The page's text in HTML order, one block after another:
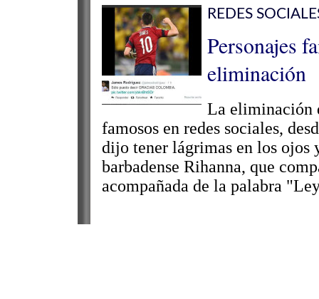
REDES
Personajes
eliminación
La eliminación
famosos en redes sociales,
dijo tener lágrimas en los ojos
barbadense Rihanna, que
acompañada de la palabra